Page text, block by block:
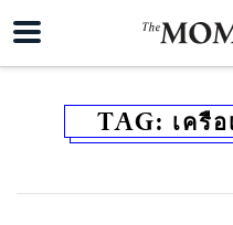
TAG: เครื